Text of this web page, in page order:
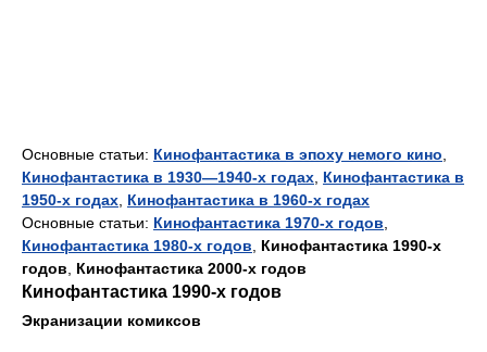
Основные статьи: Кинофантастика в эпоху немого кино
Кинофантастика в 1930—1940-х годах Кинофантастика в
1950-х годах Кинофантастика в 1960-х годах
Основные статьи: Кинофантастика 1970-х годов
Кинофантастика 1980-х годов
Кинофантастика 1990-х
годов
Кинофантастика 2000-х годов
Кинофантастика 1990-х годов
Экранизации комиксов